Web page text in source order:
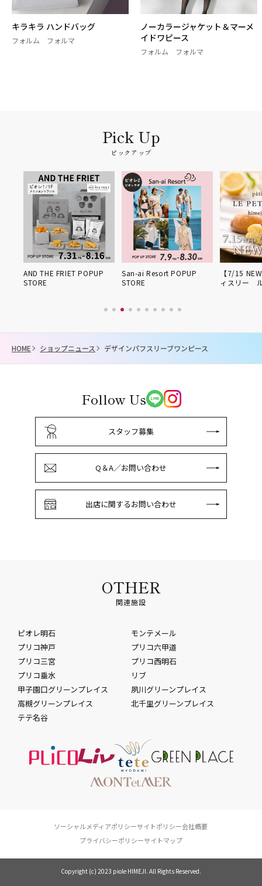
キラキラ ハンドバッグ
フォルム フォルマ
ノーカラージャケット＆マーメ
イドワピース
フォルム フォルマ
ピックアップ
AND THE FRIET POPUP
STORE
San-ai Resort POPUP
STORE
【7/15
ィスリー
HOME ショップニュース デザインパフスリーブワンピース
Follow Us
スタッフ募集
Q＆A／お問い合わせ
出店に関するお問い合わせ
OTHER
関連施設
ピオレ明石
モンテメール
プリコ神戸
プリコ六甲道
プリコ三宮
プリコ西明石
プリコ垂水
リブ
甲子園口グリーンプレイス
夙川グリーンプレイス
高槻グリーンプレイス
北千里グリーンプレイス
テテ名谷
ソーシャルメディアポリシーサイトポリシー会社概要
プライバシーポリシーサイトマップ
Copyright (c) 2023 piole HIMEJI. All Rights Reserved.